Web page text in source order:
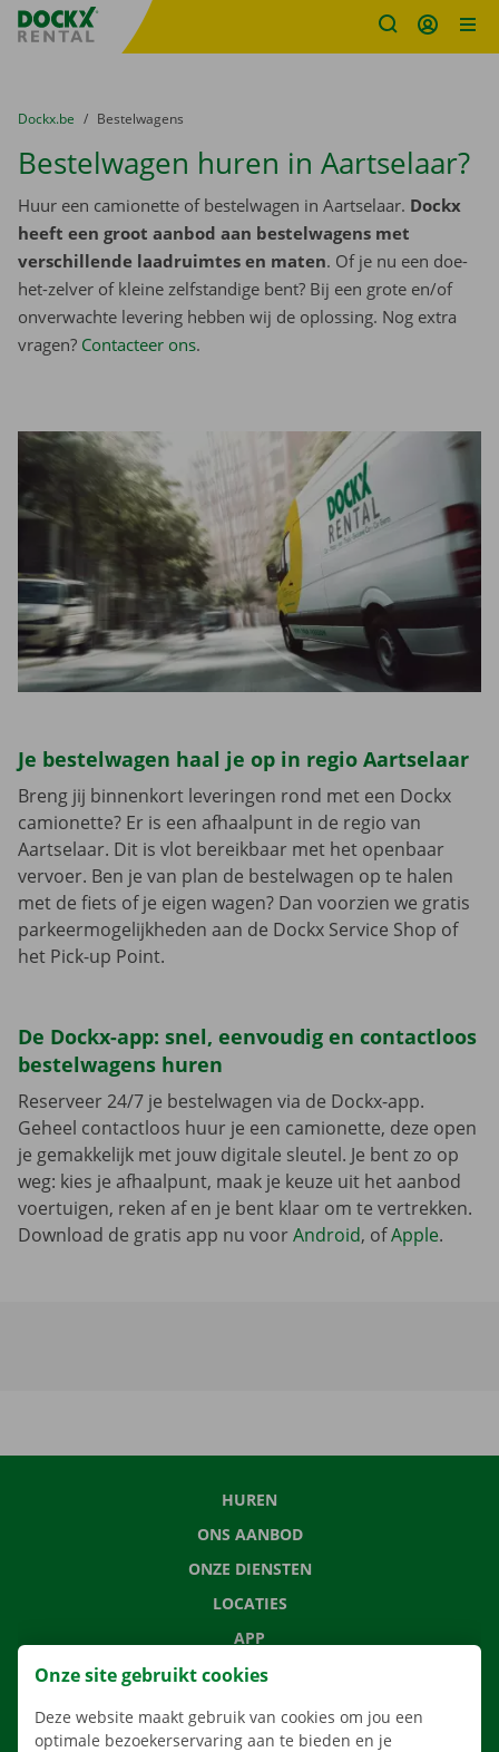
Fratello DEMO
U bevindt zich hier:
van
Dockx.be naar
Bestelwagens
Bestelwagen huren in Aartselaar?
Huur een camionette of bestelwagen in Aartselaar. Dockx
heeft een groot aanbod aan bestelwagens met
verschillende laadruimtes en maten. Of je nu een doe-
het-zelver of kleine zelfstandige bent? Bij een grote en/of
onverwachte levering hebben wij de oplossing. Nog extra
vragen? Contacteer ons.
Je bestelwagen haal je op in regio Aartselaar
Breng jij binnenkort leveringen rond met een Dockx
camionette? Er is een afhaalpunt in de regio van
Aartselaar. Dit is vlot bereikbaar met het openbaar
vervoer. Ben je van plan de bestelwagen op te halen
met de fiets of je eigen wagen? Dan voorzien we gratis
parkeermogelijkheden aan de Dockx Service Shop of
het Pick-up Point.
De Dockx-app: snel, eenvoudig en contactloos
bestelwagens huren
Reserveer 24/7 je bestelwagen via de Dockx-app.
Geheel contactloos huur je een camionette, deze open
je gemakkelijk met jouw digitale sleutel. Je bent zo op
weg: kies je afhaalpunt, maak je keuze uit het aanbod
voertuigen, reken af en je bent klaar om te vertrekken.
Download de gratis app nu voorAndroid, ofApple.
HUREN
ONS AANBOD
ONZE DIENSTEN
LOCATIES
APP
VERHUISOPLOSSINGEN
Onze site gebruikt cookies
Deze website maakt gebruik van cookies om jou een
optimale bezoekerservaring aan te bieden en je